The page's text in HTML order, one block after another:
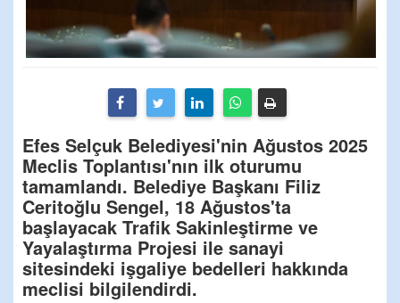
Efes Selçuk Belediyesi'nin Ağustos 2025
Meclis Toplantısı'nın ilk oturumu
tamamlandı. Belediye Başkanı Filiz
Ceritoğlu Sengel, 18 Ağustos'ta
başlayacak Trafik Sakinleştirme ve
Yayalaştırma Projesi ile sanayi
sitesindeki işgaliye bedelleri hakkında
meclisi bilgilendirdi.